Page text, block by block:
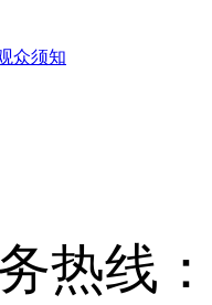
众须知
热线：